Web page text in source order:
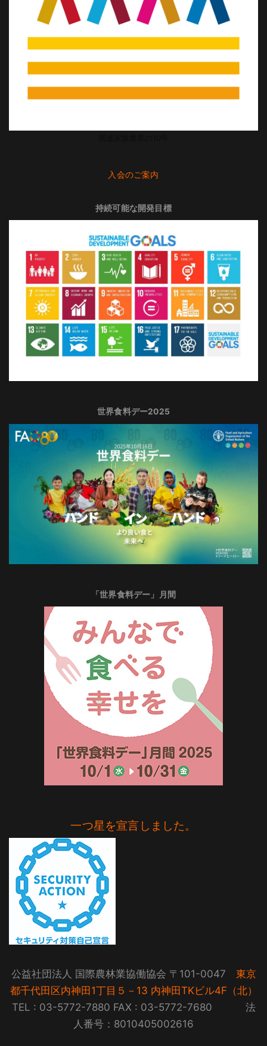
入会のご案内
持続可能な開発目標
世界食料デー2025
「世界食料デー」月間
一つ星を宣言しました。
公益社団法人 国際農林業協働協会 〒101-0047 東京
都千代田区内神田1丁目５－13 内神田TKビル4F（北）
TEL : 03-5772-7880 FAX : 03-5772-7680 法
人番号：8010405002616